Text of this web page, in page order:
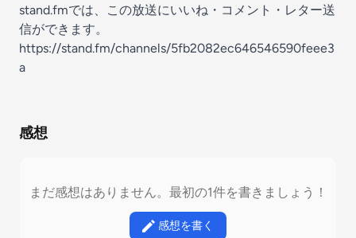
stand.fmでは、この放送にいいね・コメント・レター送
信ができます。
https://stand.fm/channels/5fb2082ec646546590feee3
a
感想
まだ感想はありません。最初の1件を書きましょう！
感想を書く